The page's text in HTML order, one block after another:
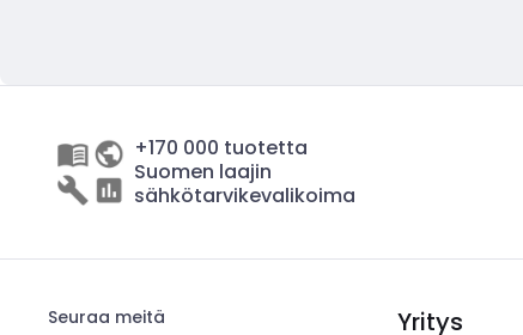
+170 000 tuotetta
Suomen laajin
sähkötarvikevalikoima
Seuraa meitä Yritys